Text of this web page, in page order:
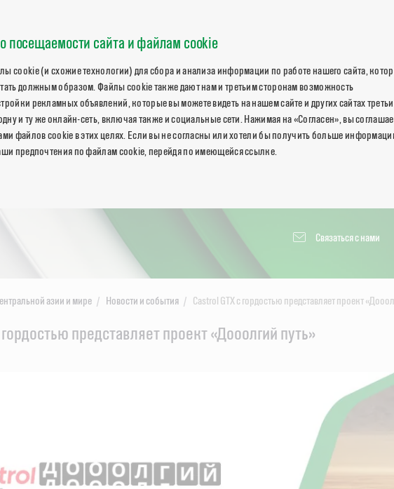
посещаемости сайта и файлам cookie
cookie (и схожие технологии) для сбора и анализа информации по работе нашего сайта,
должным образом. Файлы cookie также дают нам и третьим сторонам возможность
рекламных объявлений, которые вы можете видеть на нашем сайте и других сайтах
и ту же онлайн-сеть, включая также и социальные сети. Нажимая на «Согласен», вы
файлов cookie в этих целях. Если вы не согласны или хотели бы получить больше
предпочтения по файлам cookie, перейдя по имеющейся ссылке.
Связаться с нами
азии и мире Новости и события Castrol GTX с гордостью представляет проект
представляет проект «Дооолгий путь»